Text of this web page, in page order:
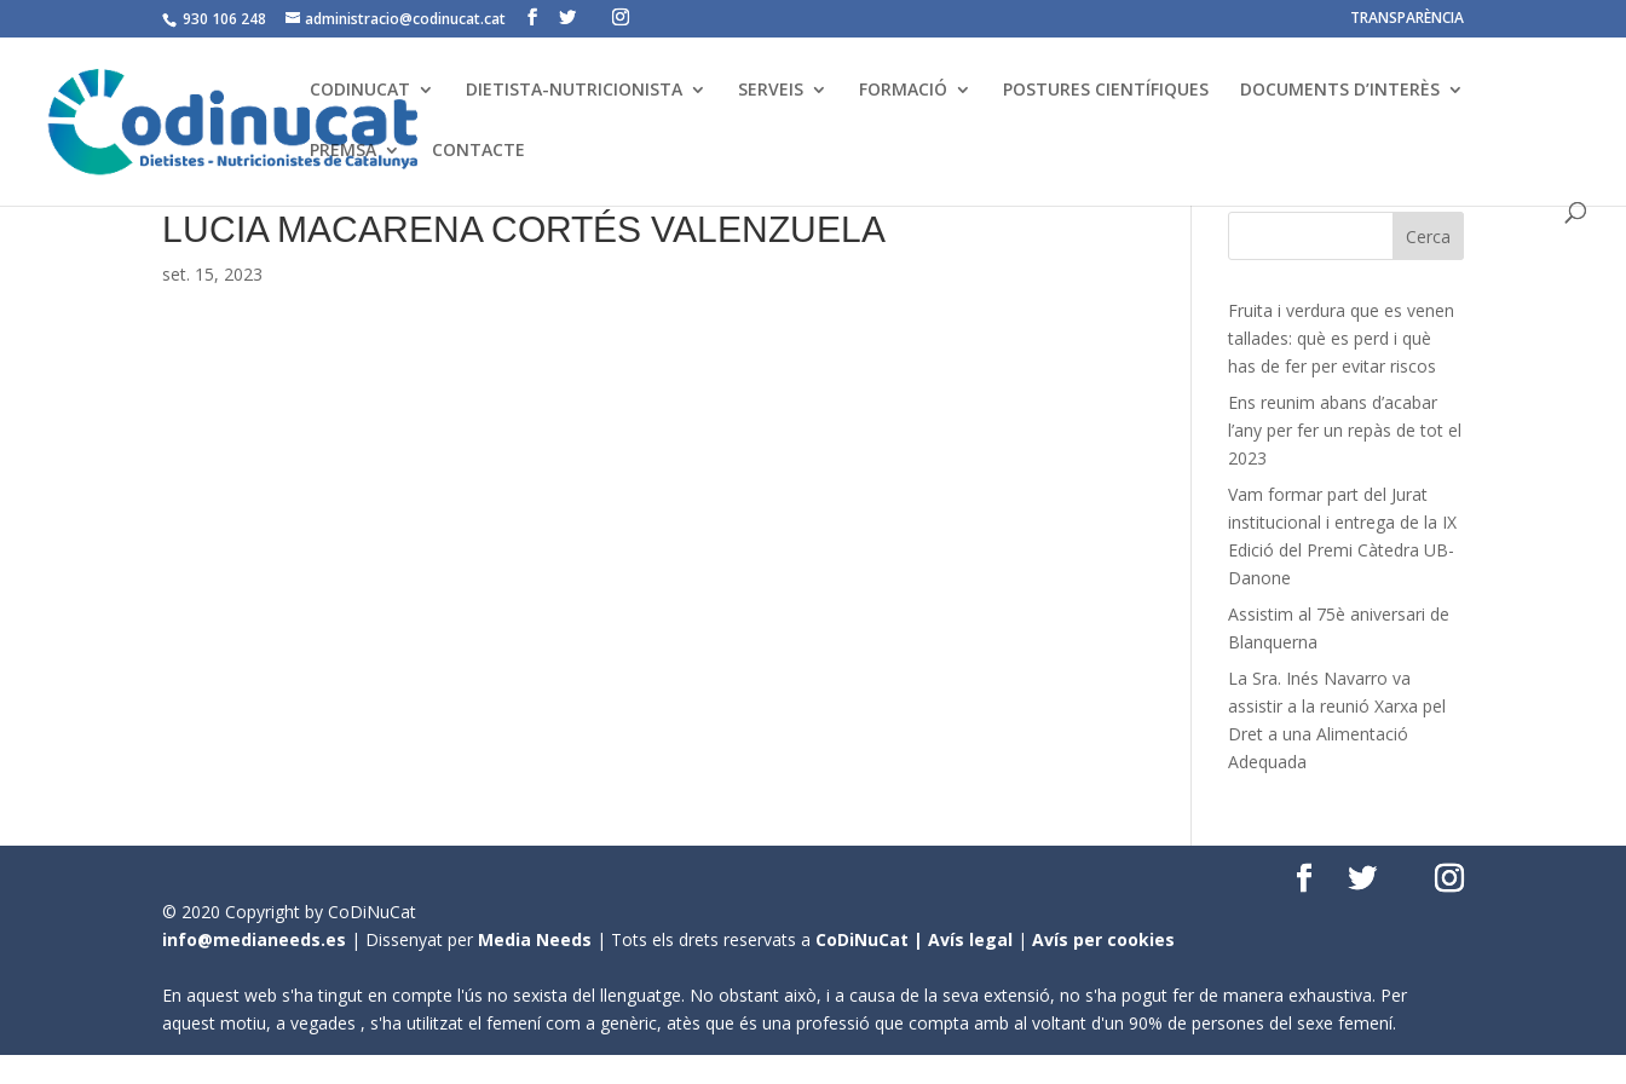
930 106 248 administracio@codinucat.cat TRANSPARÈNCIA
CODINUCAT DIETISTA-NUTRICIONISTA SERVEIS FORMACIÓ POSTURES CIENTÍFIQUES DOCUMENTS D’INTERÈS
PREMSA CONTACTE
LUCIA MACARENA CORTÉS VALENZUELA
set. 15, 2023
Fruita i verdura que es venen
tallades: què es perd i què
has de fer per evitar riscos
Ens reunim abans d’acabar
l’any per fer un repàs de tot el
2023
Vam formar part del Jurat
institucional i entrega de la IX
Edició del Premi Càtedra UB-
Danone
Assistim al 75è aniversari de
Blanquerna
La Sra. Inés Navarro va
assistir a la reunió Xarxa pel
Dret a una Alimentació
Adequada
© 2020 Copyright by CoDiNuCat
info@medianeeds.es | Dissenyat per Media Needs | Tots els drets reservats a CoDiNuCat |Avís legal |Avís per cookies
En aquest web s'ha tingut en compte l'ús no sexista del llenguatge. No obstant això, i a causa de la seva extensió, no s'ha pogut fer de manera exhaustiva. Per
aquest motiu, a vegades , s'ha utilitzat el femení com a genèric, atès que és una professió que compta amb al voltant d'un 90% de persones del sexe femení.